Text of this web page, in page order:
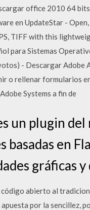
office 2010 64
en UpdateStar -
TIFF with this
para Sistemas
- Descargar Adobe
o rellenar formularios
Systems a fin de
un plugin
basadas en
gráficas y
abierto al
por la sencillez,